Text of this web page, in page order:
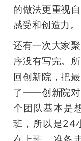
的做法更重视
感受和创造力。
还有一次大家
序没有写完。
回创新院，把
了——创新院对
个团队基本是
班，所以是24